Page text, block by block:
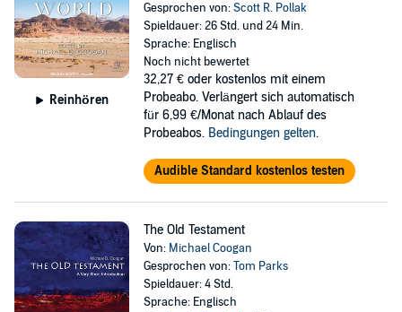
Reinhören
Gesprochen von:Scott R. Pollak
Spieldauer: 26 Std. und 24 Min.
Sprache: Englisch
Noch nicht bewertet
32,27 € oder kostenlos mit einem
Probeabo. Verlängert sich automatisch
für 6,99 €/Monat nach Ablauf des
Probeabos. Bedingungen gelten.
Audible Standard kostenlos testen
The Old Testament
Von: Michael Coogan
Gesprochen von:Tom Parks
Spieldauer: 4 Std.
Sprache: Englisch